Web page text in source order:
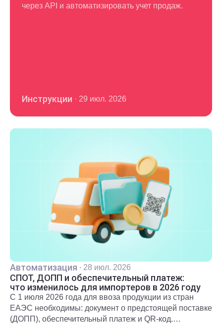
через API и автоматизировать учет продаж.
Инструкции · 29 июл. 2026
Автоматизация · 28 июл. 2026
СПОТ, ДОПП и обеспечительный платеж:
что изменилось для импортеров в 2026 году
С 1 июля 2026 года для ввоза продукции из стран
ЕАЭС необходимы: документ о предстоящей поставке
(ДОПП), обеспечительный платеж и QR-код.